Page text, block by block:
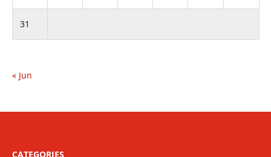
31
« Jun
CATEGORIES